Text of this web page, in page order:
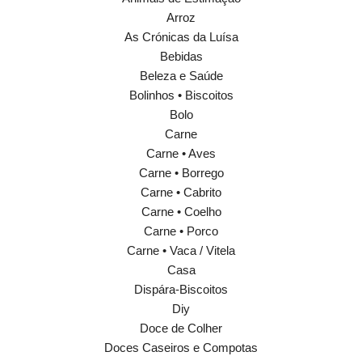
Arroz
As Crónicas da Luísa
Bebidas
Beleza e Saúde
Bolinhos • Biscoitos
Bolo
Carne
Carne • Aves
Carne • Borrego
Carne • Cabrito
Carne • Coelho
Carne • Porco
Carne • Vaca / Vitela
Casa
Dispára-Biscoitos
Diy
Doce de Colher
Doces Caseiros e Compotas